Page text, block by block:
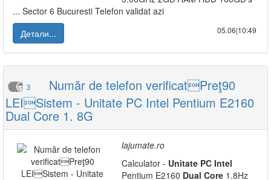
... Sector 6 Bucuresti Telefon validat azi
Детали...
05.06|10:49
3
Număr de telefon verificatPreţ90
LEISistem - Unitate PC Intel Pentium E2160
Dual Core 1. 8G
lajumate.ro
Calculator - Unitate PC Intel
Pentium E2160 Dual Core 1.8Hz